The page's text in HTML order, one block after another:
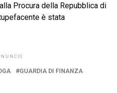
Procura della Repubblica di
è stata
GUARDIA DI FINANZA